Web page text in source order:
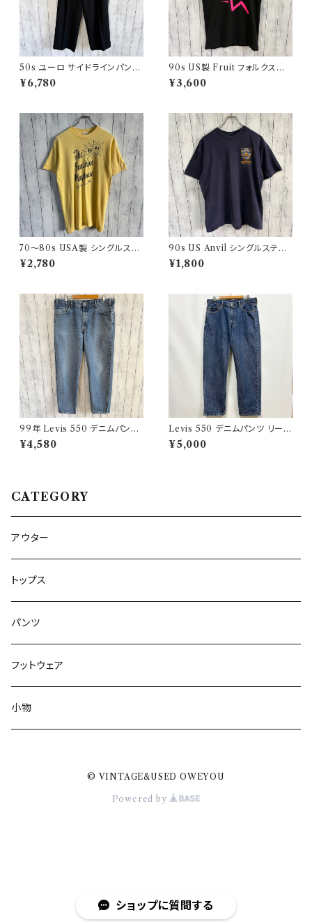
ショップに質問する
50s ユーロ サイドラインパンツ
ウールパンツ ワイドスラックドレ
スパンツ
¥6,780
90s US製 Fruit フォルクスワ
ーゲン シングルステッチTシャツ
ヴィンテージTシャツ アド 企業
¥3,600
70〜80s USA製 シングルステ
ッチT ヴィンテージTシャツ
¥2,780
90s US Anvil シングルステッ
チTシャツ ニューヨーク警察 ヴ
ィンテージ
¥1,800
99年 Levis 550 デニムパンツ
ワイドデニム リーバイス ヴィン
テージ 21
¥4,580
Levis 550 デニムパンツ リーバ
イス ワイドデニム 3
¥5,000
CATEGORY
アウター
トップス
パンツ
フットウェア
小物
© VINTAGE&USED OWEYOU
Powered by